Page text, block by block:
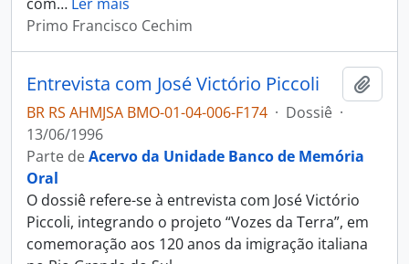
Primo Francisco Cechim
Entrevista com José Victório Piccoli
BR RS AHMJSA BMO-01-04-006-F174 · Dossiê ·
13/06/1996
Parte deAcervo da Unidade Banco de Memória
Oral
O dossiê refere-se à entrevista com José Victório
Piccoli, integrando o projeto “Vozes da Terra”, em
comemoração aos 120 anos da imigração italiana